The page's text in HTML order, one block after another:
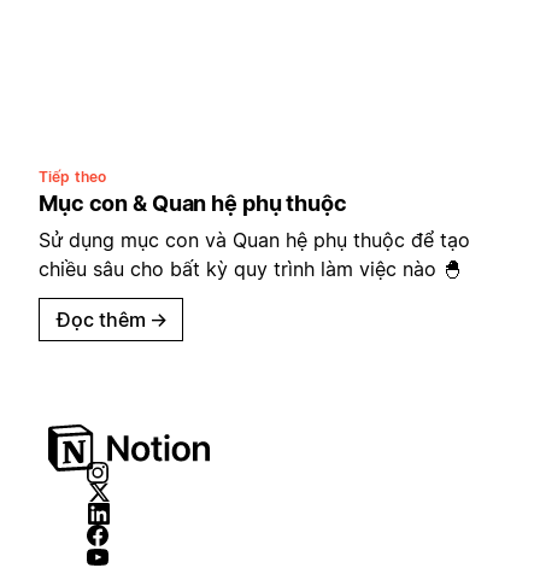
Tiếp theo
Mục con & Quan hệ phụ thuộc
Sử dụng mục con và Quan hệ phụ thuộc để tạo
chiều sâu cho bất kỳ quy trình làm việc nào 🐣
Đọc thêm →